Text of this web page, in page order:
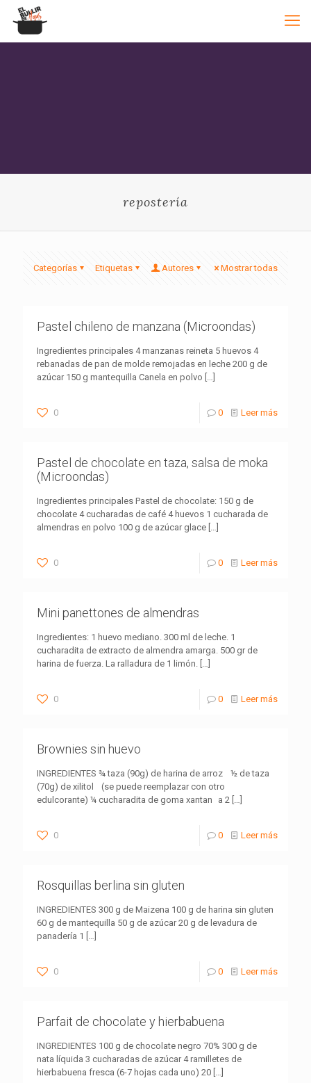
repostería
Categorías Etiquetas Autores Mostrar todas
Pastel chileno de manzana (Microondas)
Ingredientes principales 4 manzanas reineta 5 huevos 4
rebanadas de pan de molde remojadas en leche 200 g de
azúcar 150 g mantequilla Canela en polvo […]
0 0 Leer más
Pastel de chocolate en taza, salsa de moka
(Microondas)
Ingredientes principales Pastel de chocolate: 150 g de
chocolate 4 cucharadas de café 4 huevos 1 cucharada de
almendras en polvo 100 g de azúcar glace […]
0 0 Leer más
Mini panettones de almendras
Ingredientes: 1 huevo mediano. 300 ml de leche. 1
cucharadita de extracto de almendra amarga. 500 gr de
harina de fuerza. La ralladura de 1 limón. […]
0 0 Leer más
Brownies sin huevo
INGREDIENTES ¾ taza (90g) de harina de arroz ½ de taza
(70g) de xilitol (se puede reemplazar con otro
edulcorante) ¼ cucharadita de goma xantan a 2 […]
0 0 Leer más
Rosquillas berlina sin gluten
INGREDIENTES 300 g de Maizena 100 g de harina sin gluten
60 g de mantequilla 50 g de azúcar 20 g de levadura de
panadería 1 […]
0 0 Leer más
Parfait de chocolate y hierbabuena
INGREDIENTES 100 g de chocolate negro 70% 300 g de
nata líquida 3 cucharadas de azúcar 4 ramilletes de
hierbabuena fresca (6-7 hojas cada uno) 20 […]